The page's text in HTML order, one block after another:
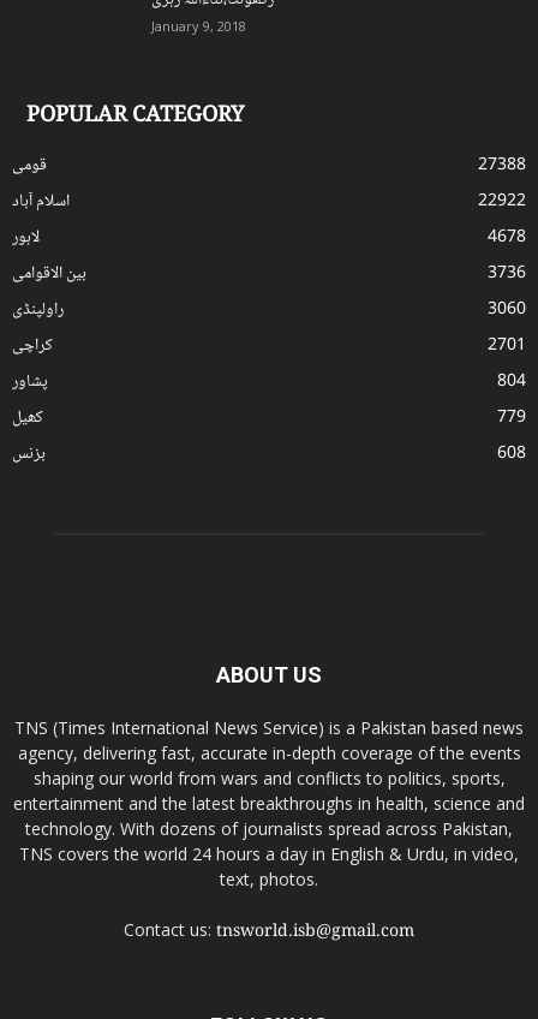
January 9, 2018
POPULAR CATEGORY
قومی
27388
اسلام آباد
22922
لاہور
4678
بین الاقوامی
3736
راولپنڈی
3060
کراچی
2701
پشاور
804
کھیل
779
بزنس
608
ABOUT US
TNS (Times International News Service) is a Pakistan based news
agency, delivering fast, accurate in-depth coverage of the events
shaping our world from wars and conflicts to politics, sports,
entertainment and the latest breakthroughs in health, science and
technology. With dozens of journalists spread across Pakistan,
TNS covers the world 24 hours a day in English & Urdu, in video,
text, photos.
Contact us: tnsworld.isb@gmail.com